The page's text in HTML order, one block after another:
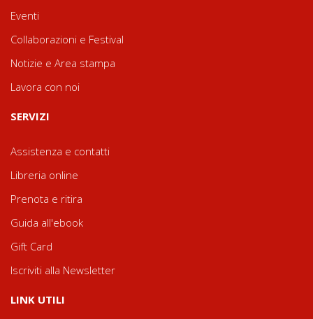
Eventi
Collaborazioni e Festival
Notizie e Area stampa
Lavora con noi
SERVIZI
Assistenza e contatti
Libreria online
Prenota e ritira
Guida all'ebook
Gift Card
Iscriviti alla Newsletter
LINK UTILI